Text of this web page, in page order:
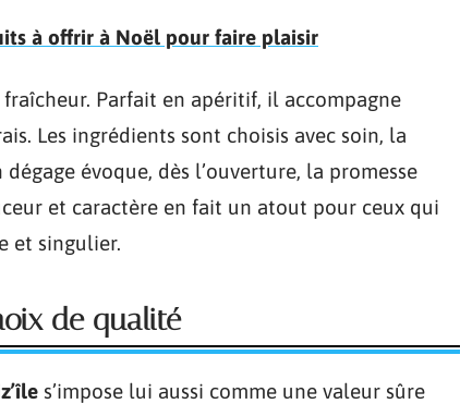
à offrir à Noël pour faire plaisir
Parfait en apéritif, il accompagne
Les ingrédients sont choisis avec soin, la
évoque, dès l’ouverture, la promesse
et caractère en fait un atout pour ceux qui
et singulier.
de qualité
s’impose lui aussi comme une valeur sûre